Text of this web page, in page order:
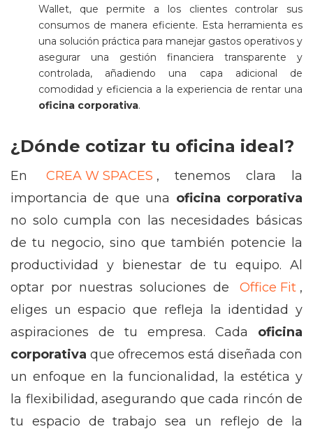
Wallet, que permite a los clientes controlar sus
consumos de manera eficiente. Esta herramienta es
una solución práctica para manejar gastos operativos y
asegurar una gestión financiera transparente y
controlada, añadiendo una capa adicional de
comodidad y eficiencia a la experiencia de rentar una
oficina corporativa.
¿Dónde cotizar tu oficina ideal?
En CREA W SPACES , tenemos clara la
importancia de que una oficina corporativa
no solo cumpla con las necesidades básicas
de tu negocio, sino que también potencie la
productividad y bienestar de tu equipo. Al
optar por nuestras soluciones de
Office Fit ,
eliges un espacio que refleja la identidad y
aspiraciones de tu empresa. Cada oficina
corporativa que ofrecemos está diseñada con
un enfoque en la funcionalidad, la estética y
la flexibilidad, asegurando que cada rincón de
tu espacio de trabajo sea un reflejo de la